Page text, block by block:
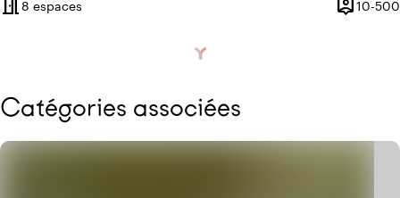
meeting_room8 espaces person_pin
Capacité
10-500
Catégories associées